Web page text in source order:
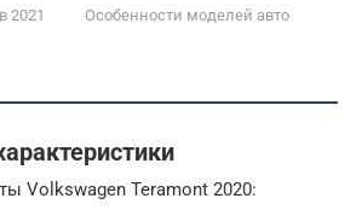
2021
Особенности моделей авто
Volkswagen Teramont 2020: